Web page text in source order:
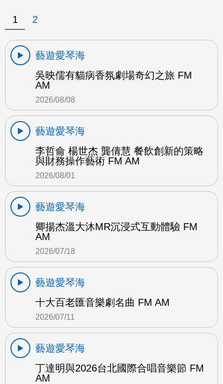
1 2
藝遊愛琴海
吳映儒有貓病香氛劇場奇幻之旅 FM
AM
2026/08/08
藝遊愛琴海
李哲侖 楊世杰 龔倩慧 餐飲創新的策略
與財務操作藝術 FM AM
2026/08/01
藝遊愛琴海
卿揚杰溫大沐MR沉浸式互動體驗 FM
AM
2026/07/18
藝遊愛琴海
十大百老匯音樂劇名曲 FM AM
2026/07/11
藝遊愛琴海
丁達明與2026台北國際合唱音樂節 FM
AM